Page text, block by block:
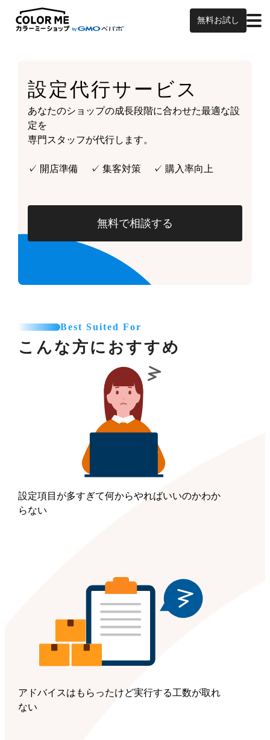
無料お試し
設定代行サービス
あなたのショップの成長段階に合わせた最適な設
定を
専門スタッフが代行します。
✓ 開店準備 ✓ 集客対策 ✓ 購入率向上
無料で相談する
Best Suited For
こんな方におすすめ
設定項目が多すぎて何からやればいいのかわか
らない
アドバイスはもらったけど実行する工数が取れ
ない